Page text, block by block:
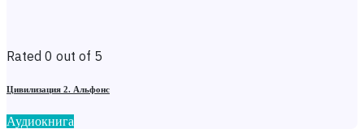
Rated 0 out of 5
Цивилизация 2. Альфонс
Аудиокнига